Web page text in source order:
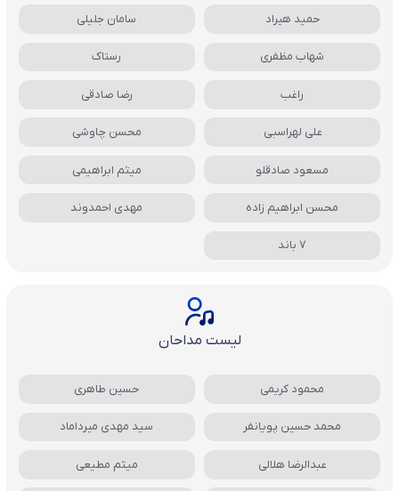
حمید هیراد سامان جلیلی
شهاب مظفری رستاک
راغب رضا صادقی
علی لهراسبی محسن چاوشی
مسعود صادقلو میثم ابراهیمی
محسن ابراهیم زاده مهدی احمدوند
7 باند
لیست مداحان
محمود کریمی حسین طاهری
محمد حسین پویانفر سید مهدی میرداماد
عبدالرضا هلالی میثم مطیعی